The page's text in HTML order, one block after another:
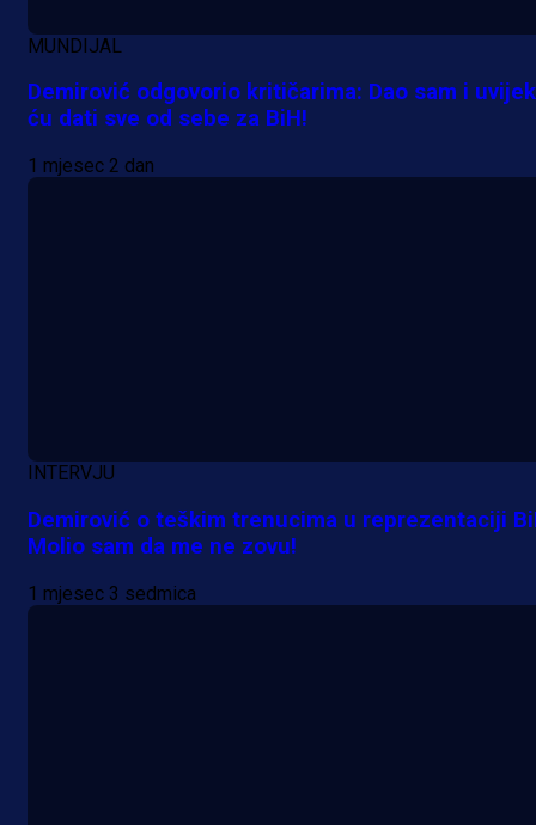
1 dan 17 h
MUNDIJAL
Demirović odgovorio kritičarima: Dao sam i uvijek
ću dati sve od sebe za BiH!
1 mjesec 2 dan
INTERVJU
Demirović o teškim trenucima u reprezentaciji
Molio sam da me ne zovu!
1 mjesec 3 sedmica